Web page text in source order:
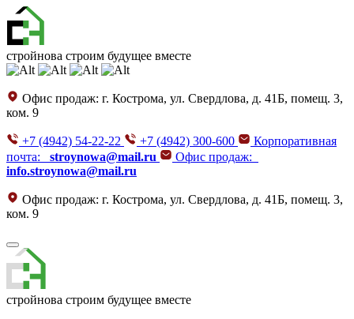
стройнова строим будущее вместе
Офис продаж: г. Кострома, ул. Свердлова, д. 41Б, помещ. 3,
ком. 9
+7 (4942) 54-22-22 +7 (4942) 300-600
Корпоративная
почта: stroynowa@mail.ru
Офис продаж:
info.stroynowa@mail.ru
Офис продаж: г. Кострома, ул. Свердлова, д. 41Б, помещ. 3,
ком. 9
стройнова строим будущее вместе